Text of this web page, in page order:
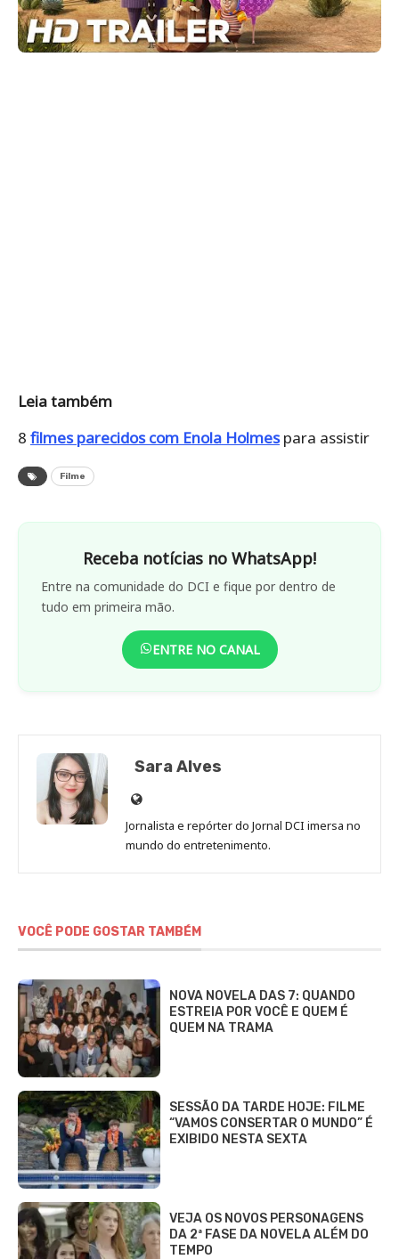
Leia também
8 filmes parecidos com Enola Holmespara assistir
Filme
Receba notícias no WhatsApp!
Entre na comunidade do DCI e fique por dentro de
tudo em primeira mão.
ENTRE NO CANAL
Sara Alves
Site
de
Sara
Jornalista e repórter do Jornal DCI imersa no
mundo do entretenimento.
VOCÊ PODE GOSTAR TAMBÉM
NOVA NOVELA DAS 7: QUANDO
ESTREIA POR VOCÊ E QUEM É
QUEM NA TRAMA
SESSÃO DA TARDE HOJE: FILME
“VAMOS CONSERTAR O MUNDO” É
EXIBIDO NESTA SEXTA
VEJA OS NOVOS PERSONAGENS
DA 2ª FASE DA NOVELA ALÉM DO
TEMPO